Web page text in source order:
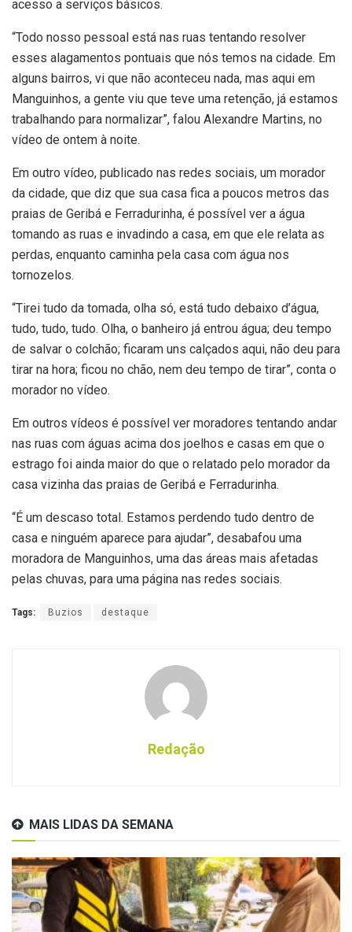
acesso a serviços básicos.
“Todo nosso pessoal está nas ruas tentando resolver
esses alagamentos pontuais que nós temos na cidade. Em
alguns bairros, vi que não aconteceu nada, mas aqui em
Manguinhos, a gente viu que teve uma retenção, já estamos
trabalhando para normalizar”, falou Alexandre Martins, no
vídeo de ontem à noite.
Em outro vídeo, publicado nas redes sociais, um morador
da cidade, que diz que sua casa fica a poucos metros das
praias de Geribá e Ferradurinha, é possível ver a água
tomando as ruas e invadindo a casa, em que ele relata as
perdas, enquanto caminha pela casa com água nos
tornozelos.
“Tirei tudo da tomada, olha só, está tudo debaixo d’água,
tudo, tudo, tudo. Olha, o banheiro já entrou água; deu tempo
de salvar o colchão; ficaram uns calçados aqui, não deu para
tirar na hora; ficou no chão, nem deu tempo de tirar”, conta o
morador no vídeo.
Em outros vídeos é possível ver moradores tentando andar
nas ruas com águas acima dos joelhos e casas em que o
estrago foi ainda maior do que o relatado pelo morador da
casa vizinha das praias de Geribá e Ferradurinha.
“É um descaso total. Estamos perdendo tudo dentro de
casa e ninguém aparece para ajudar”, desabafou uma
moradora de Manguinhos, uma das áreas mais afetadas
pelas chuvas, para uma página nas redes sociais.
Tags: Buzios destaque
Redação
MAIS LIDAS DA SEMANA